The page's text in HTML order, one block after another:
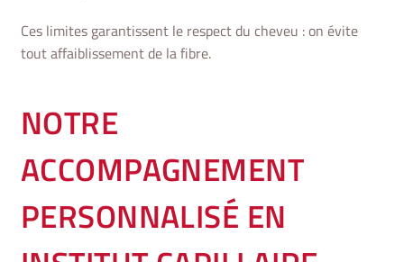
Ces limites garantissent le respect du cheveu : on évite
tout affaiblissement de la fibre.
NOTRE
ACCOMPAGNEMENT
PERSONNALISÉ EN